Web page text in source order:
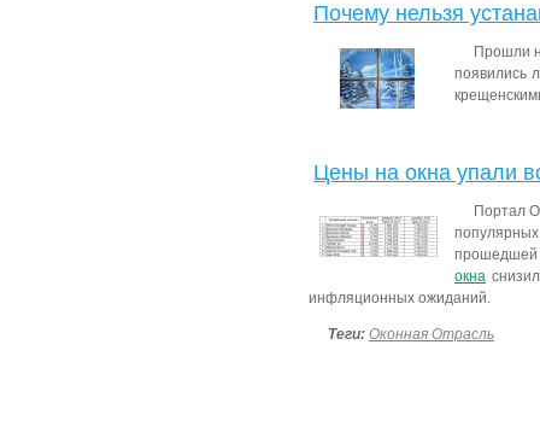
Почему нельзя
Прошли
появились
Цены на окна упали
Портал
прошедшей
окна
инфляционных ожиданий.
Теги: Оконная Отрасль